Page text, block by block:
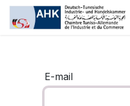
Se rendre au contenu
E-mail